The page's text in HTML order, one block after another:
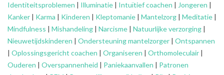
Identiteitsproblemen | Illuminatie | Intuïtief coachen | Jongeren |
Kanker | Karma | Kinderen | Kleptomanie | Mantelzorg | Meditatie |
Mindfulness | Mishandeling | Narcisme | Natuurlijke verzorging |
Nieuwetijdskinderen | Ondersteuningmantelzorger | Ontspannen
| Oplossingsgericht coachen | Organiseren | Orthomoleculair |
Ouderen | Overspannenheid | Paniekaanvallen | Patronen